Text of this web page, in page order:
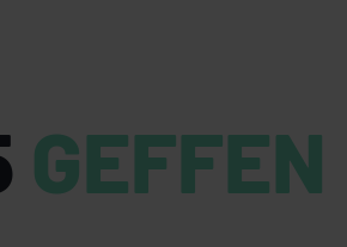
GEFFEN